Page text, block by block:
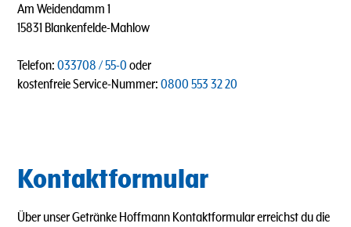
Am Weidendamm 1
15831 Blankenfelde-Mahlow
Telefon: 033708 / 55-0 oder
kostenfreie Service-Nummer: 0800 553 32 20
Kontaktformular
Über unser Getränke Hoffmann Kontaktformular erreichst du die